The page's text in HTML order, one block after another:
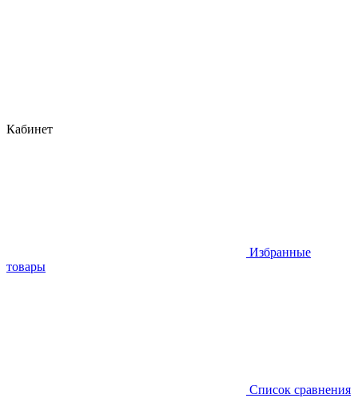
Кабинет
Избранные
товары
Список сравнения